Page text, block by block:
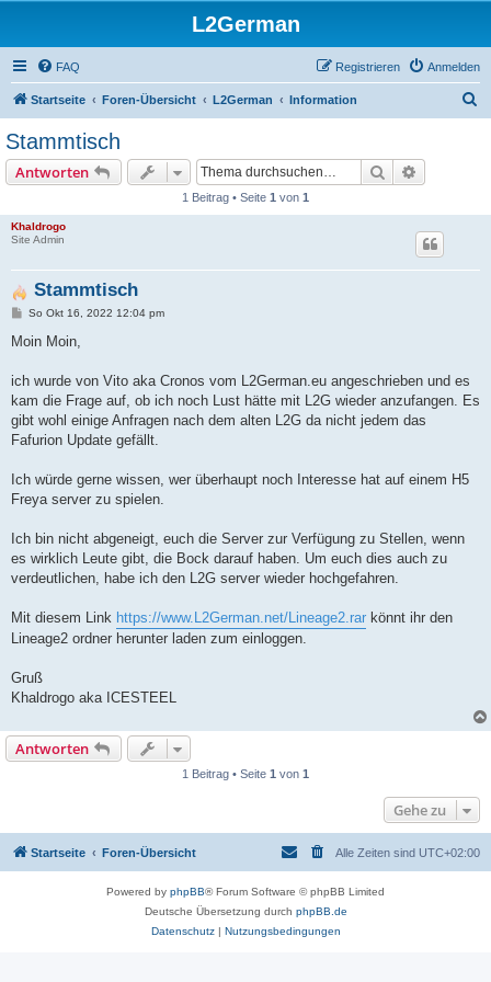
L2German
FAQ Anmelden
Registrieren
Startseite Foren-Übersicht L2German Information
Stammtisch
Antworten Suche
1 Beitrag • Seite 1 von 1
Khaldrogo
Site Admin
Stammtisch
B
i
a
So Okt 16, 2022 12:04 pm
Moin Moin,
ich wurde von Vito aka Cronos vom L2German.eu angeschrieben und es
kam die Frage auf, ob ich noch Lust hätte mit L2G wieder anzufangen. Es
gibt wohl einige Anfragen nach dem alten L2G da nicht jedem das
Fafurion Update gefällt.
Ich würde gerne wissen, wer überhaupt noch Interesse hat auf einem H5
Freya server zu spielen.
Ich bin nicht abgeneigt, euch die Server zur Verfügung zu Stellen, wenn
es wirklich Leute gibt, die Bock darauf haben. Um euch dies auch zu
verdeutlichen, habe ich den L2G server wieder hochgefahren.
Mit diesem Link https://www.L2German.net/Lineage2.rar könnt ihr den
Lineage2 ordner herunter laden zum einloggen.
Gruß
Khaldrogo aka ICESTEEL
Antworten
1 Beitrag • Seite 1 von 1
Gehe zu
Startseite Foren-Übersicht Alle Zeiten sind UTC+02:00
Powered by phpBB® Forum Software © phpBB Limited
Deutsche Übersetzung durch phpBB.de
Datenschutz| Nutzungsbedingungen